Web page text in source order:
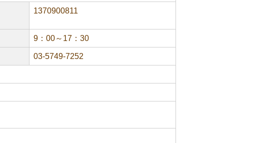
1370900811
9：00～17：30
03-5749-7252